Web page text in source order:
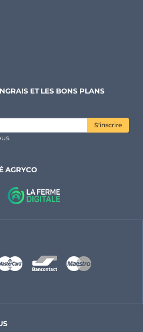
ET LES BONS PLANS
S'inscrire
AGRYCO